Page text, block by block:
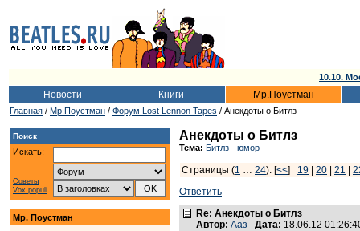
10.10.
Новости Книги Мр.Поустман
Главная / Мр.Поустман / Форум Lost Lennon Tapes / Анекдоты о Битлз
Поиск
Искать:
Советы
Vox populi
Мр. Поустман
Анекдоты о Битлз
Тема: Битлз - юмор
Страницы (1 … 24): [<<] 19 20 21
Ответить
Re: Анекдоты о Битлз
Автор: Ааз Дата: 18.06.12